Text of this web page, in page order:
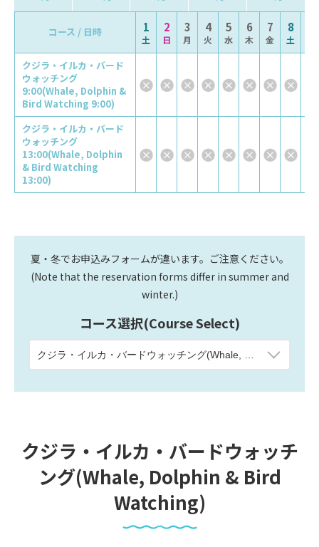
コース / 日時 1
土
2
日
3
月
4
火
5
水
6
木
7
金
8
土
クジラ・イルカ・バード
ウォッチング
9:00(Whale, Dolphin &
Bird Watching 9:00)
クジラ・イルカ・バード
ウォッチング
13:00(Whale, Dolphin
& Bird Watching
13:00)
夏・冬でお申込みフォームが違います。ご注意ください。
(Note that the reservation forms differ in summer and
winter.)
コース選択(Course Select)
クジラ・イルカ・バードウォッチ
ング(Whale, Dolphin & Bird
Watching)